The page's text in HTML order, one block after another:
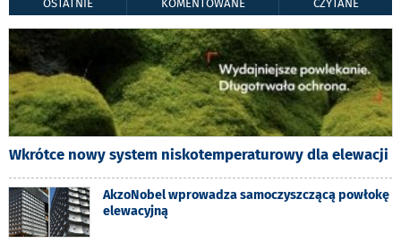
OSTATNIE KOMENTOWANE CZYTANE
Wkrótce nowy system niskotemperaturowy dla elewacji
AkzoNobel wprowadza samoczyszczącą powłokę
elewacyjną